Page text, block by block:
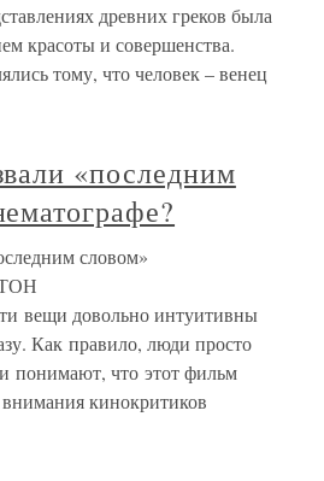
древних греков была
красоты и совершенства.
тому, что человек – венец
«последним
словом»
вещи довольно интуитивны
Как правило, люди просто
понимают, что этот фильм
кинокритиков